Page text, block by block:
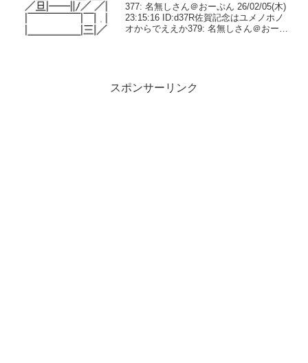
377: 名無しさん＠おーぷん 26/02/05(木)
23:15:16 ID:d37R佐賀記念はユメノホノ
オからでええか379: 名無しさん＠おーぷ
スポンサーリンク